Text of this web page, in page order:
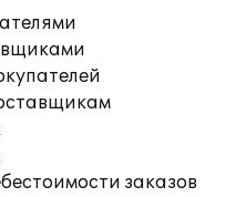
заказов